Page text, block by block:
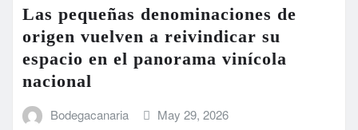
Las pequeñas denominaciones de
origen vuelven a reivindicar su
espacio en el panorama vinícola
nacional
Bodegacanaria May 29, 2026